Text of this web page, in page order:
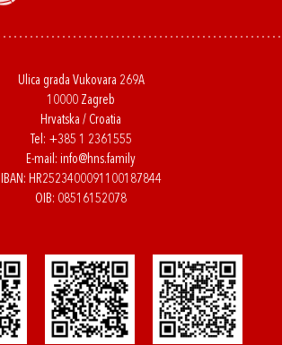
Ulica grada Vukovara 269A
10000 Zagreb
Hrvatska / Croatia
Tel: +385 1 2361555
E-mail: info@hns.family
IBAN: HR2523400091100187844
OIB: 08516152078